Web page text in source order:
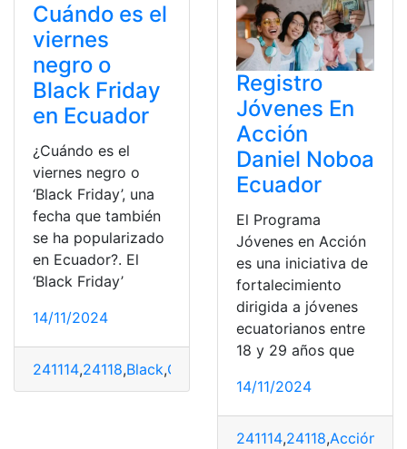
Cuándo es el
viernes
negro o
Black Friday
en Ecuador
¿Cuándo es el
viernes negro o
‘Black Friday’, una
fecha que también
se ha popularizado
en Ecuador?. El
‘Black Friday’
14/11/2024
241114,24118,Black,Cuándo
Registro
Jóvenes En
Acción
Daniel Noboa
Ecuador
El Programa
Jóvenes en Acción
es una iniciativa de
fortalecimiento
dirigida a jóvenes
ecuatorianos entre
18 y 29 años que
14/11/2024
241114,24118,Acción